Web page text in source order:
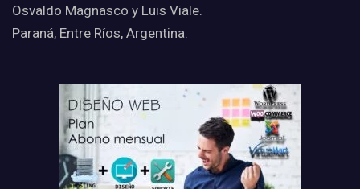
Osvaldo Magnasco y Luis Viale.
Paraná, Entre Ríos, Argentina.